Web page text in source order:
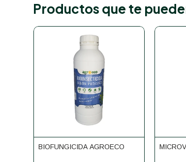
Productos que te
BIOFUNGICIDA AGROECO